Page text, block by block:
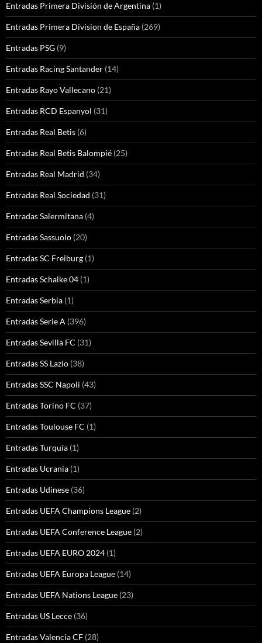
Entradas Primera División de Argentina (1)
Entradas Primera Division de España (269)
Entradas PSG (9)
Entradas Racing Santander (14)
Entradas Rayo Vallecano (21)
Entradas RCD Espanyol (31)
Entradas Real Betis (6)
Entradas Real Betis Balompié (25)
Entradas Real Madrid (34)
Entradas Real Sociedad (31)
Entradas Salermitana (4)
Entradas Sassuolo (20)
Entradas SC Freiburg (1)
Entradas Schalke 04 (1)
Entradas Serbia (1)
Entradas Serie A (396)
Entradas Sevilla FC (31)
Entradas SS Lazio (38)
Entradas SSC Napoli (43)
Entradas Torino FC (37)
Entradas Toulouse FC (1)
Entradas Turquía (1)
Entradas Ucrania (1)
Entradas Udinese (36)
Entradas UEFA Champions League (2)
Entradas UEFA Conference League (2)
Entradas UEFA EURO 2024 (1)
Entradas UEFA Europa League (14)
Entradas UEFA Nations League (23)
Entradas US Lecce (36)
Entradas Valencia CF (28)